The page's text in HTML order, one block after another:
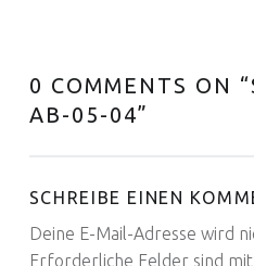
0 COMMENTS ON “
AB-05-04”
SCHREIBE EINEN
Deine E-Mail-Adresse wird
Erforderliche Felder sind mit